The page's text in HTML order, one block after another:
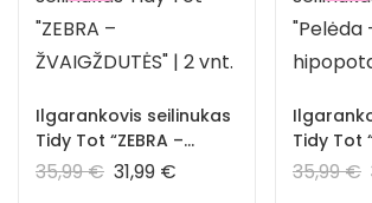
Ilgarankovis seilinukas
Tidy Tot “ZEBRA –
ŽVAIGŽDUTĖS” | 2 vnt.
35,99€ 31,99 €
Tidy Tot
35,99€